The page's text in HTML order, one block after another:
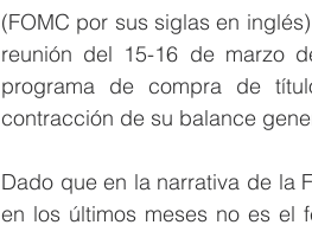
(FOMC por sus siglas en
reunión del 15-16 de marzo
programa de compra de
contracción de su balance
Dado que en la narrativa de la
en los últimos meses no es el